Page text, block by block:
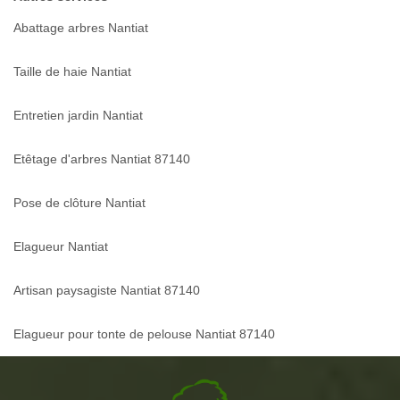
Abattage arbres Nantiat
Taille de haie Nantiat
Entretien jardin Nantiat
Etêtage d'arbres Nantiat 87140
Pose de clôture Nantiat
Elagueur Nantiat
Artisan paysagiste Nantiat 87140
Elagueur pour tonte de pelouse Nantiat 87140